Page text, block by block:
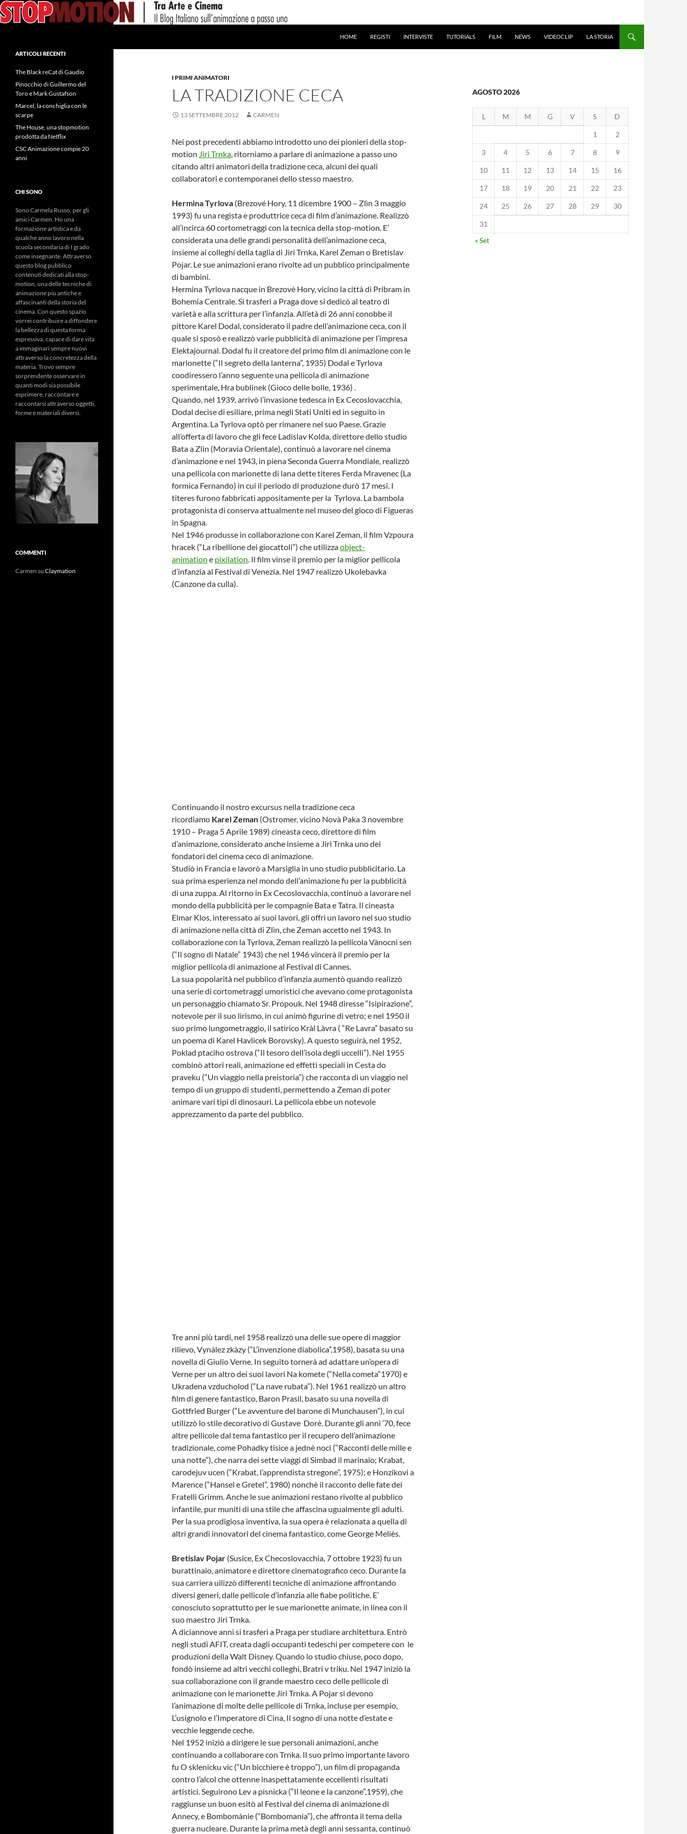
Vai
al
HOME REGISTI INTERVISTE TUTORIALS FILM NEWS VIDEOCLIP LA STORIA
I PRIMI ANIMATORI
LA TRADIZIONE CECA
13 SETTEMBRE 2012 CARMEN
Nei post precedenti abbiamo introdotto uno dei pionieri della stop-
motion Jiri Trnka, ritorniamo a parlare di animazione a passo uno
citando altri animatori della tradizione ceca, alcuni dei quali
collaboratori e contemporanei dello stesso maestro.
Hermina Tyrlova (Brezové Hory, 11 dicembre 1900 – Zlìn 3 maggio
1993) fu una regista e produttrice ceca di film d’animazione. Realizzò
all’incirca 60 cortometraggi con la tecnica della stop-motion. E’
considerata una delle grandi personalità dell’animazione ceca,
insieme ai colleghi della taglia di Jiri Trnka, Karel Zeman o Bretislav
Pojar. Le sue animazioni erano rivolte ad un pubblico principalmente
di bambini.
Hermina Tyrlova nacque in Brezovè Hory, vicino la città di Pribram in
Bohemia Centrale. Si trasferì a Praga dove si dedicò al teatro di
varietà e alla scrittura per l’infanzia. All’età di 26 anni conobbe il
pittore Karel Dodal, considerato il padre dell’animazione ceca, con il
quale si sposò e realizzò varie pubblicità di animazione per l’impresa
Elektajournal. Dodal fu il creatore del primo film di animazione con le
marionette (“Il segreto della lanterna”, 1935) Dodal e Tyrlova
coodiressero l’anno seguente una pellicola di animazione
sperimentale, Hra bublinek (Gioco delle bolle, 1936) .
Quando, nel 1939, arrivò l’invasione tedesca in Ex Cecoslovacchia,
Dodal decise di esiliare, prima negli Stati Uniti ed in seguito in
Argentina. La Tyrlova optò per rimanere nel suo Paese. Grazie
all’offerta di lavoro che gli fece Ladislav Kolda, direttore dello studio
Bata a Zlin (Moravia Orientale), continuò a lavorare nel cinema
d’animazione e nel 1943, in piena Seconda Guerra Mondiale, realizzò
una pellicola con marionette di lana dette titeres Ferda Mravenec (La
formica Fernando) in cui il periodo di produzione durò 17 mesi. I
titeres furono fabbricati appositamente per la Tyrlova. La bambola
protagonista di conserva attualmente nel museo del gioco di Figueras
in Spagna.
Nel 1946 produsse in collaborazione con Karel Zeman, il film Vzpoura
hracek (“La ribellione dei giocattoli”) che utilizzaobject-
animation e pixilation. Il film vinse il premio per la miglior pellicola
d’infanzia al Festival di Venezia. Nel 1947 realizzò Ukolebavka
(Canzone da culla).
Continuando il nostro excursus nella tradizione ceca
ricordiamo Karel Zeman (Ostromer, vicino Novà Paka 3 novembre
1910 – Praga 5 Aprile 1989) cineasta ceco, direttore di film
d’animazione, considerato anche insieme a Jiri Trnka uno dei
fondatori del cinema ceco di animazione.
Studiò in Francia e lavorò a Marsiglia in uno studio pubblicitario. La
sua prima esperienza nel mondo dell’animazione fu per la pubblicità
di una zuppa. Al ritorno in Ex Cecoslovacchia, continuò a lavorare nel
mondo della pubblicità per le compagnie Bata e Tatra. Il cineasta
Elmar Klos, interessato ai suoi lavori, gli offrì un lavoro nel suo studio
di animazione nella città di Zlìn, che Zeman accetto nel 1943. In
collaborazione con la Tyrlova, Zeman realizzò la pellicola Vànocni sen
(“Il sogno di Natale” 1943) che nel 1946 vincerà il premio per la
miglior pellicola di animazione al Festival di Cannes.
La sua popolarità nel pubblico d’infanzia aumentò quando realizzò
una serie di cortometraggi umoristici che avevano come protagonista
un personaggio chiamato Sr. Propouk. Nel 1948 diresse “Isipirazione”,
notevole per il suo lirismo, in cui animò figurine di vetro; e nel 1950 il
suo primo lungometraggio, il satirico Kràl Làvra ( “Re Lavra” basato su
un poema di Karel Havlicek Borovsky). A questo seguirà, nel 1952,
Poklad ptaciho ostrova (“Il tesoro dell’isola degli uccelli”). Nel 1955
combinò attori reali, animazione ed effetti speciali in Cesta do
praveku (“Un viaggio nella preistoria”) che racconta di un viaggio nel
tempo di un gruppo di studenti, permettendo a Zeman di poter
animare vari tipi di dinosauri. La pellicola ebbe un notevole
apprezzamento da parte del pubblico.
Tre anni più tardi, nel 1958 realizzò una delle sue opere di maggior
rilievo, Vynàlez zkàzy (“L’invenzione diabolica”,1958), basata su una
novella di Giulio Verne. In seguito tornerà ad adattare un’opera di
Verne per un altro dei suoi lavori Na komete (“Nella cometa”1970) e
Ukradena vzducholod (“La nave rubata”). Nel 1961 realizzò un altro
film di genere fantastico, Baron Prasil, basato su una novella di
Gottfried Burger (“Le avventure del barone di Munchausen”), in cui
utilizzò lo stile decorativo di Gustave Dorè. Durante gli anni ’70, fece
altre pellicole dal tema fantastico per il recupero dell’animazione
tradizionale, come Pohadky tisice a jednè noci (“Racconti delle mille e
una notte”), che narra dei sette viaggi di Simbad il marinaio; Krabat,
carodejuv ucen (“Krabat, l’apprendista stregone”, 1975); e Honzikovi a
Marence (“Hansel e Gretel”, 1980) nonchè il racconto delle fate dei
Fratelli Grimm.Anche le sue animazioni restano rivolte al pubblico
infantile, pur muniti di una stile che affascina ugualmente gli adulti.
Per la sua prodigiosa inventiva, la sua opera è relazionata a quella di
altri grandi innovatori del cinema fantastico, come George Meliès.
Bretislav Pojar (Susice, Ex Checoslovacchia, 7 ottobre 1923) fu un
burattinaio, animatore e direttore cinematografico ceco. Durante la
sua carriera uilizzò differenti tecniche di animazione affrontando
diversi generi, dalle pellicole d’infanzia alle fiabe politiche. E’
conosciuto soprattutto per le sue marionette animate, in linea con il
suo maestro Jiri Trnka.
A diciannove anni si trasferì a Praga per studiare architettura. Entrò
negli studi AFIT, creata dagli occupanti tedeschi per competere con le
produzioni della Walt Disney. Quando lo studio chiuse, poco dopo,
fondò insieme ad altri vecchi colleghi, Bratri v triku. Nel 1947 iniziò la
sua collaborazione con il grande maestro ceco delle pellicole di
animazione con le marionette Jiri Trnka. A Pojar si devono
l’animazione di molte delle pellicole di Trnka, incluse per esempio,
L’usignolo e l’Imperatore di Cina, Il sogno di una notte d’estate e
vecchie leggende ceche.
Nel 1952 iniziò a dirigere le sue personali animazioni, anche
continuando a collaborare con Trnka. Il suo primo importante lavoro
fu O sklenicku vic (“Un bicchiere è troppo”), un film di propaganda
contro l’alcol che ottenne inaspettatamente eccellenti risultati
artistici. Seguirono Lev a pisnicka (“Il leone e la canzone”,1959), che
raggiunse un buon esitò al Festival del cinema di animazione di
Annecy, e Bombomànie (“Bombomania”), che affronta il tema della
guerra nucleare. Durante la prima metà degli anni sessanta, continuò
AGOSTO 2026
L M M G V S D
1 2
3 4 5 6 7 8 9
10 11 12 13 14 15 16
17 18 19 20 21 22 23
24 25 26 27 28 29 30
31
« Set
ARTICOLI RECENTI
The Black reCat di Gaudio
Pinocchio di Guillermo del
Toro e Mark Gustafson
Marcel, la conchiglia con le
scarpe
The House, una stopmotion
prodotta da Netflix
CSC Animazione compie 20
anni
CHI SONO
Sono Carmela Russo, per gli
amici Carmen. Ho una
formazione artistica e da
qualche anno lavoro nella
scuola secondaria di I grado
come insegnante. Attraverso
questo blog pubblico
contenuti dedicati alla stop-
motion, una delle tecniche di
animazione più antiche e
affascinanti della storia del
cinema. Con questo spazio
vorrei contribuire a diffondere
la bellezza di questa forma
espressiva, capace di dare vita
a immaginari sempre nuovi
attraverso la concretezza della
materia. Trovo sempre
sorprendente osservare in
quanti modi sia possibile
esprimere, raccontare e
raccontarsi attraverso oggetti,
forme e materiali diversi.
COMMENTI
Carmen su Claymation